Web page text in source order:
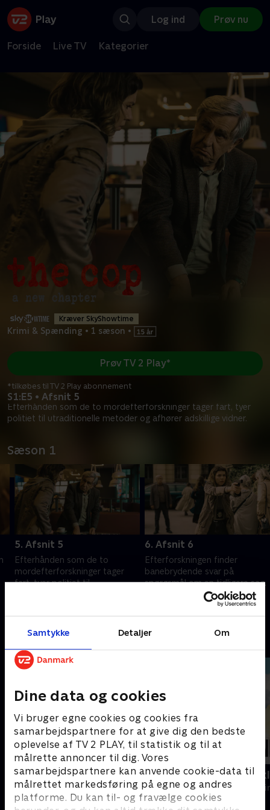
Samtykke Detaljer Om
Dine data og cookies
Vi bruger egne cookies og cookies fra
samarbejdspartnere for at give dig den bedste
oplevelse af TV 2 PLAY, til statistik og til at
målrette annoncer til dig. Vores
samarbejdspartnere kan anvende cookie-data til
målrettet markedsføring på egne og andres
platforme. Du kan til- og fravælge cookies
Log ind Prøv nu
Forside Live TV Kategorier
Kræver SkyShowtime
Krimi & Spænding • 1 sæson •
S1:E5 • Afsnit 5
Efterhånden som de to mordefterforskninger tager fart, tyer
politiet til utraditionelle metoder og afhører adskillige vidner.
Prøv TV 2 Play*
*tilkøbes til TV 2 Play abonnement
Sæson 1
5. Afsnit 5
Efterhånden som de to
mordefterforskninger tager
fart, tyer politiet til
6. Afsnit 6
Efterforskningen finder
banebrydende svar på
spørgsmål om en tidligere sag.
13. november 2025 • 45 min
Andre så også
Gerningsstedet - Tatort
Krimi & Spænding • 1 sæsoner
Mord i
Krimi &